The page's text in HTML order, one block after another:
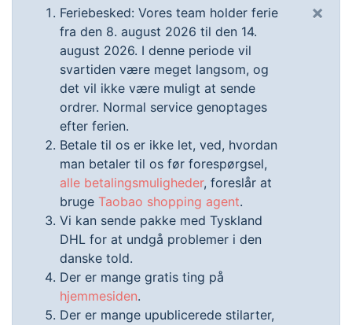
Feriebesked: Vores team holder ferie
fra den 8. august 2026 til den 14.
august 2026. I denne periode vil
svartiden være meget langsom, og
det vil ikke være muligt at sende
ordrer. Normal service genoptages
efter ferien.
Betale til os er ikke let, ved, hvordan
man betaler til os før forespørgsel,
alle betalingsmuligheder, foreslår at
bruge Taobao shopping agent.
Vi kan sende pakke med Tyskland
DHL for at undgå problemer i den
danske told.
Der er mange gratis ting på
hjemmesiden.
Der er mange upublicerede stilarter,
×